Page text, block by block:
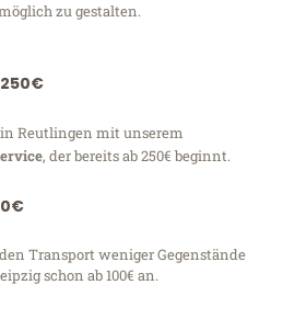
zu gestalten.
Reutlingen mit unserem
, der bereits ab 250€ beginnt.
Transport weniger Gegenstände
schon ab 100€ an.